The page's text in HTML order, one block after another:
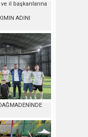
il başkanlarına
ADINI